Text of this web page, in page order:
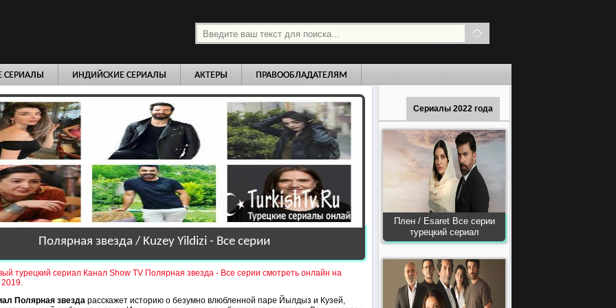
СЕРИАЛЫ ИНДИЙСКИЕ СЕРИАЛЫ АКТЕРЫ ПРАВООБЛАДАТЕЛЯМ
Сериалы 2022 года
Плен / Esaret Все серии
турецкий сериал
Полярная звезда / Kuzey Yildizi - Все серии
турецкий сериал Канал Show TV Полярная звезда - Все серии смотреть онлайн на
2019.
Полярная звезда расскажет историю о безумно влюбленной паре Йылдыз и Кузей,